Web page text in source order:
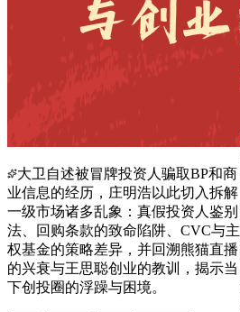
大卫自述被冒牌投资人骗取BP和商
业信息的经历，庄明浩以此切入拆解
一级市场诸多乱象：真假投资人鉴别
法、回购条款的致命陷阱、CVC与主
权基金的策略差异，并回溯熊猫直播
的兴衰与王思聪创业的教训，揭示当
下创投圈的浮躁与困境。